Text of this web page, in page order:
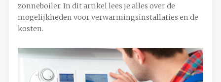
zonneboiler. In dit artikel lees je alles over de
mogelijkheden voor verwarmingsinstallaties en de
kosten.